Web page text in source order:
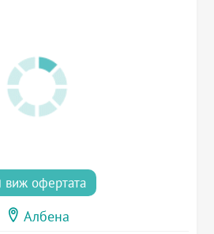
виж офертата
Албена